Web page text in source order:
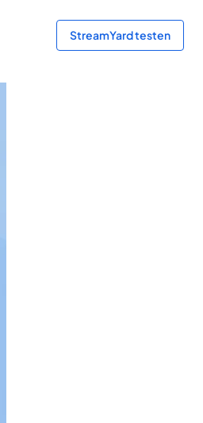
StreamYard testen